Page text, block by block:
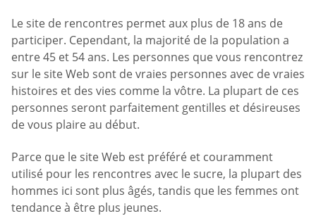
Le site de rencontres permet aux plus de 18 ans de
participer. Cependant, la majorité de la population a
entre 45 et 54 ans. Les personnes que vous rencontrez
sur le site Web sont de vraies personnes avec de vraies
histoires et des vies comme la vôtre. La plupart de ces
personnes seront parfaitement gentilles et désireuses
de vous plaire au début.
Parce que le site Web est préféré et couramment
utilisé pour les rencontres avec le sucre, la plupart des
hommes ici sont plus âgés, tandis que les femmes ont
tendance à être plus jeunes.